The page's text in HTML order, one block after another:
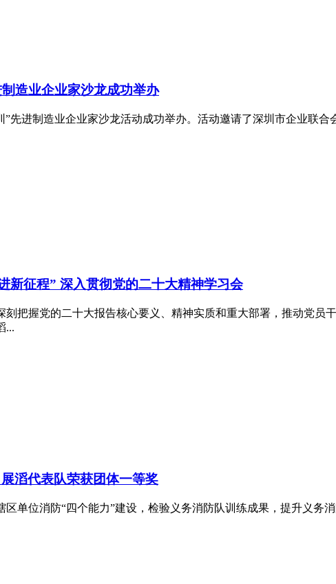
造业企业家沙龙成功举办
”先进制造业企业家沙龙活动成功举办。活动邀请了深圳市企业联
新征程” 深入贯彻党的二十大精神学习会
刻把握党的二十大报告核心要义、精神实质和重大部署，推动党员
...
滔代表队荣获团体一等奖
区单位消防“四个能力”建设，检验义务消防队训练成果，提升义务